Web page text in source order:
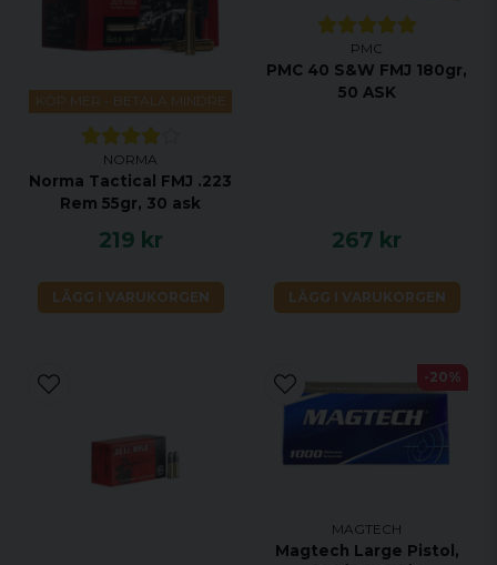
KÖP MER - BETALA MINDRE
NORMA
Norma Tactical FMJ .223
Rem 55gr, 30 ask
219 kr
LÄGG I VARUKORGEN
PMC
PMC 40 S&W FMJ 180gr,
50 ASK
267 kr
LÄGG I VARUKORGEN
MAGTECH
Magtech Large Pistol,
-20%